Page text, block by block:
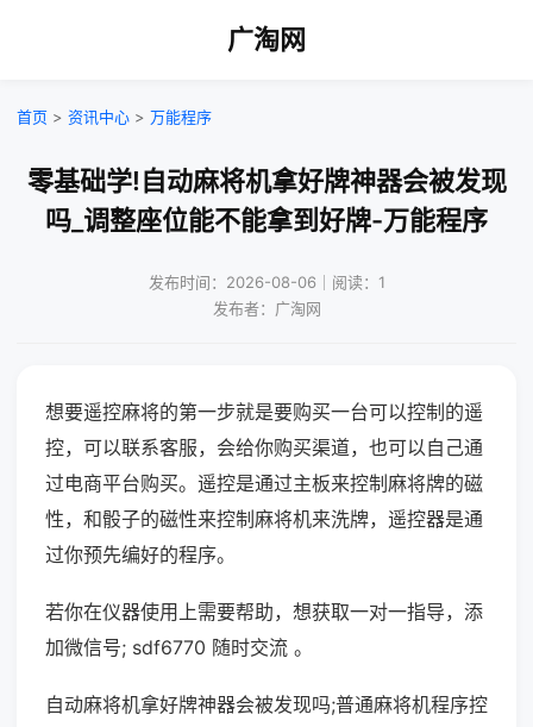
广淘网
首页 > 资讯中心 > 万能程序
零基础学!自动麻将机拿好牌神器会被发现
吗_调整座位能不能拿到好牌-万能程序
发布时间：2026-08-06｜阅读：1
发布者：广淘网
想要遥控麻将的第一步就是要购买一台可以控制的遥
控，可以联系客服，会给你购买渠道，也可以自己通
过电商平台购买。遥控是通过主板来控制麻将牌的磁
性，和骰子的磁性来控制麻将机来洗牌，遥控器是通
过你预先编好的程序。
若你在仪器使用上需要帮助，想获取一对一指导，添
加微信号; sdf6770 随时交流 。
自动麻将机拿好牌神器会被发现吗;普通麻将机程序控